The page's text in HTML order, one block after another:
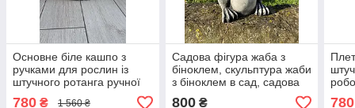
Основне біле кашпо з
ручками для рослин із
штучного ротанга ручної
780 ₴ 1 560 ₴
Садова фігура жаба з
біноклем, скульптура жаби
з біноклем в сад, садова
800₴ 780